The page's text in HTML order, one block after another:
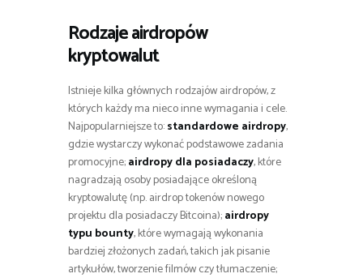
Rodzaje airdropów
kryptowalut
Istnieje kilka głównych rodzajów airdropów, z
których każdy ma nieco inne wymagania i cele.
Najpopularniejsze to:standardowe airdropy,
gdzie wystarczy wykonać podstawowe zadania
promocyjne;airdropy dla posiadaczy, które
nagradzają osoby posiadające określoną
kryptowalutę (np. airdrop tokenów nowego
projektu dla posiadaczy Bitcoina);airdropy
typu bounty, które wymagają wykonania
bardziej złożonych zadań, takich jak pisanie
artykułów, tworzenie filmów czy tłumaczenie;